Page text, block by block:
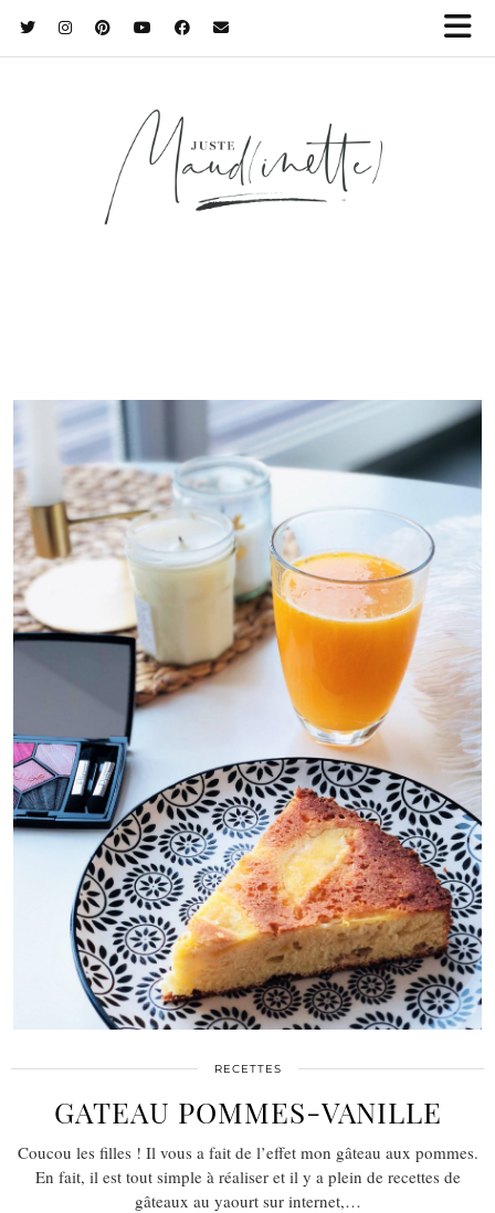
RECETTES
GATEAU POMMES-VANILLE
Coucou les filles ! Il vous a fait de l’effet mon gâteau aux pommes.
En fait, il est tout simple à réaliser et il y a plein de recettes de
gâteaux au yaourt sur internet,…